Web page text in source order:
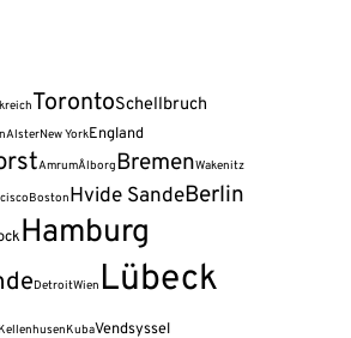
TorontoSchellbruch
AlsterNew YorkEngland
AmrumÅlborgBremenWakenitz
BostonHvide SandeBerlin
Hamburg
DetroitWien Lübeck
KellenhusenKubaVendsyssel